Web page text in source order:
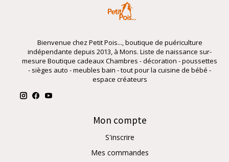
Bienvenue chez Petit Pois..., boutique de puériculture
indépendante depuis 2013, à Mons. Liste de naissance sur-
mesure Boutique cadeaux Chambres - décoration - poussettes
- sièges auto - meubles bain - tout pour la cuisine de bébé -
espace créateurs
Mon compte
S'inscrire
Mes commandes